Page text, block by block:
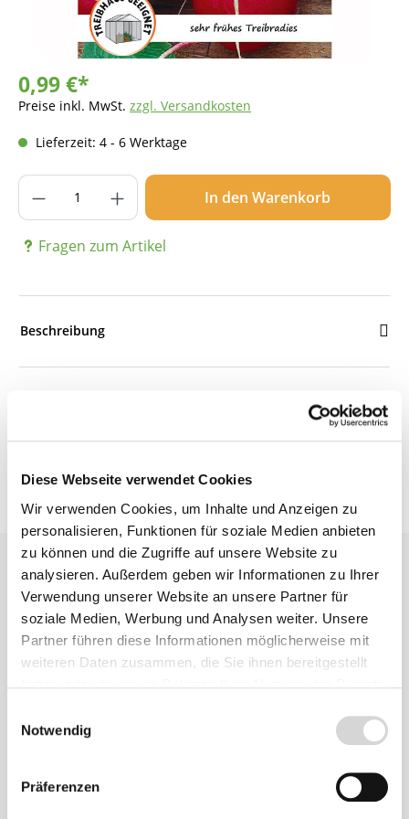
Diese Webseite verwendet Cookies
Wir verwenden Cookies, um Inhalte und Anzeigen zu
personalisieren, Funktionen für soziale Medien anbieten
zu können und die Zugriffe auf unsere Website zu
analysieren. Außerdem geben wir Informationen zu Ihrer
Verwendung unserer Website an unsere Partner für
soziale Medien, Werbung und Analysen weiter. Unsere
Partner führen diese Informationen möglicherweise mit
weiteren Daten zusammen, die Sie ihnen bereitgestellt
Notwendig
Präferenzen
0,99 €*
Preise inkl. MwSt. zzgl. Versandkosten
Lieferzeit: 4 - 6 Werktage
Produkt Anzahl: Gib den gewünschten
In den Warenkorb
Fragen zum Artikel
Beschreibung
Ähnliche